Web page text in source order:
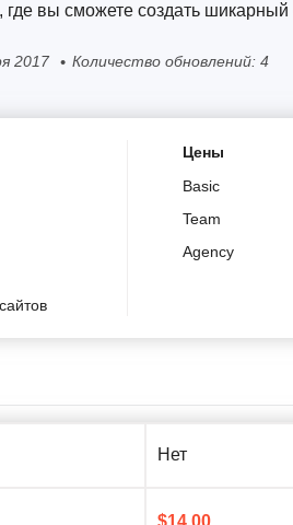
вы сможете создать шикарный
2017 Количество обновлений: 4
Цены
Basic
Team
Agency
Нет
$14.00